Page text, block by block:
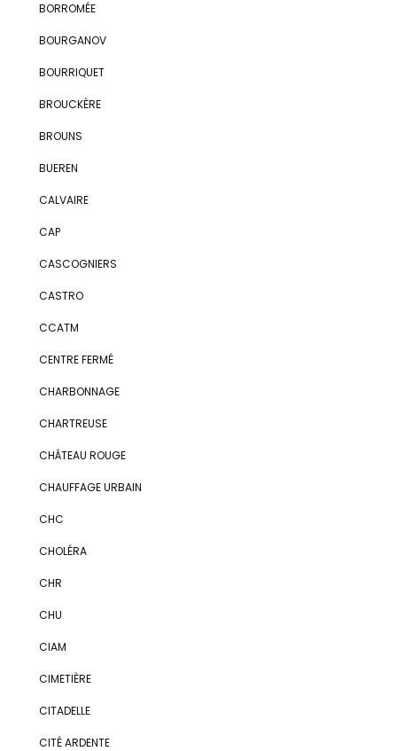
BORROMÉE
BOURGANOV
BOURRIQUET
BROUCKÈRE
BROUNS
BUEREN
CALVAIRE
CAP
CASCOGNIERS
CASTRO
CCATM
CENTRE FERMÉ
CHARBONNAGE
CHARTREUSE
CHÂTEAU ROUGE
CHAUFFAGE URBAIN
CHC
CHOLÉRA
CHR
CHU
CIAM
CIMETIÈRE
CITADELLE
CITÉ ARDENTE